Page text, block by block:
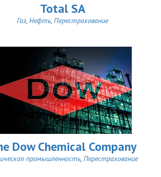
Total SA
Газ, Нефть, Перестрахование
Dow Chemical Company
промышленность, Перестрахование